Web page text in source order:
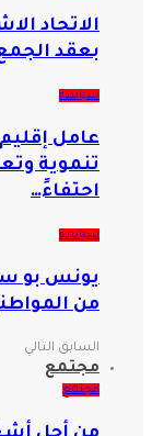
الاتحاد
بعقد الجمع
سياسة
عامل
احتفاءً…
سياسة
يونس بو
من
السابق التالي
مجتمع
مجتمع